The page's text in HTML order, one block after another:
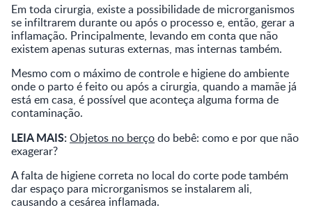
Em toda cirurgia, existe a possibilidade de microrganismos
se infiltrarem durante ou após o processo e, então, gerar a
inflamação. Principalmente, levando em conta que não
existem apenas suturas externas, mas internas também.
Mesmo com o máximo de controle e higiene do ambiente
onde o parto é feito ou após a cirurgia, quando a mamãe já
está em casa, é possível que aconteça alguma forma de
contaminação.
LEIA MAIS:Objetos no berçodo bebê: como e por que não
exagerar?
A falta de higiene correta no local do corte pode também
dar espaço para microrganismos se instalarem ali,
causando a cesárea inflamada.